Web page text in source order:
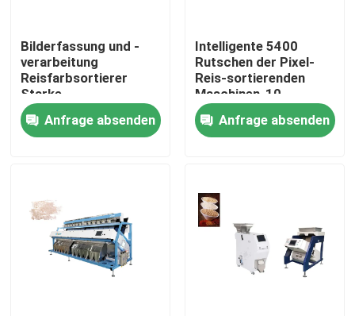
Reisfarbsortierer
Kornfarbsortierer
Acajoubaumfarbsortierer
Erdnussfarbsortierer
Bilderfassung und -
verarbeitung
Reisfarbsortierer
Starke
Industriequalität
Anfrage absenden
Intelligente 5400
Rutschen der Pixel-
Reis-sortierenden
Maschinen-10
Anfrage absenden